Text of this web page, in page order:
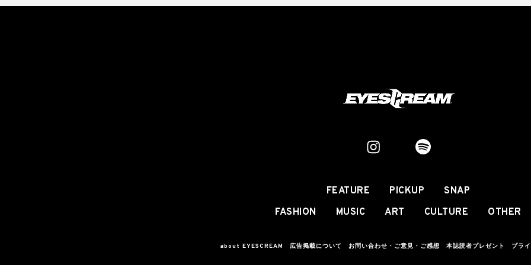
FEATURE PICKUP
SNAP
FASHION
MUSIC ART CULTURE OTHER
about EYESCREAM 広告掲載について お問い合わせ・ご意見・ご感想 本誌読者プレゼント プラ